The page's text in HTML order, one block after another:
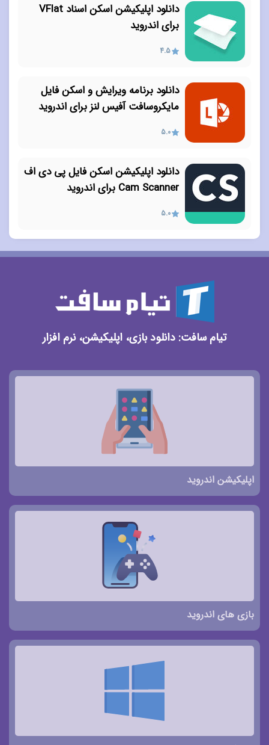
دانلود اپلیکیشن اسکن اسناد VFlat
برای اندروید
4.5
دانلود برنامه ویرایش و اسکن فایل
مایکروسافت آفیس لنز برای اندروید
5.0
دانلود اپلیکیشن اسکن فایل پی دی اف
Cam Scanner‏ برای اندروید
5.0
تیام سافت: دانلود بازی، اپلیکیشن، نرم افزار
اپلیکیشن اندروید
بازی های اندروید